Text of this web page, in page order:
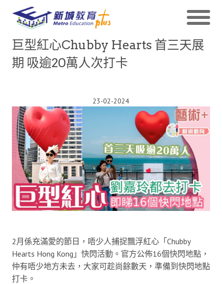
巨型紅心Chubby Hearts 首三天展
期 吸逾20萬人次打卡
23-02-2024
2月係充滿愛的節日，唔少人捕捉飄浮紅心「Chubby
Hearts Hong Kong」快閃活動。官方公佈16個快閃地點，
仲有唔少地方未去，大家可趁尚餘數天，準備到快閃地點
打卡。